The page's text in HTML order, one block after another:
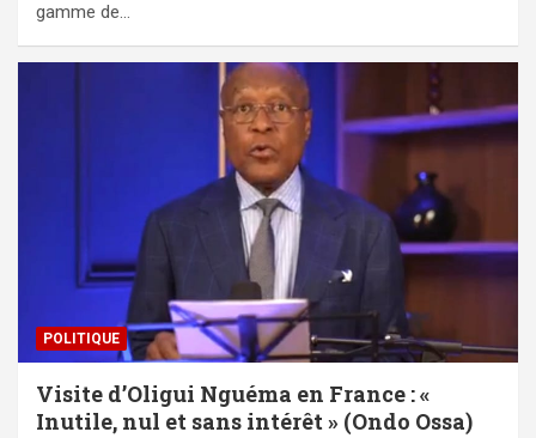
gamme de…
POLITIQUE
Visite d’Oligui Nguéma en France : «
Inutile, nul et sans intérêt » (Ondo Ossa)